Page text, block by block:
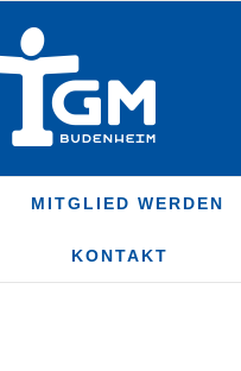
MITGLIED WERDEN
KONTAKT